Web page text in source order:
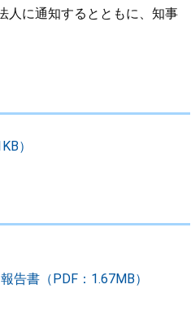
人に通知するとともに、知事
）
告書（PDF：1.67MB）